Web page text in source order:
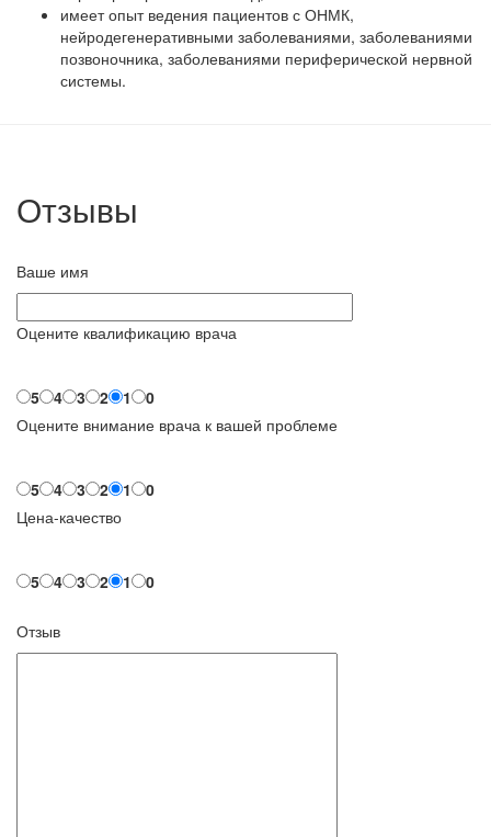
имеет опыт ведения пациентов с ОНМК,
нейродегенеративными заболеваниями, заболеваниями
позвоночника, заболеваниями периферической нервной
системы.
Отзывы
Ваше имя
Оцените квалификацию врача
5 4 3 2 1
0
Оцените внимание врача к вашей проблеме
5 4 3 2 1
0
Цена-качество
5 4 3 2 1 0
Отзыв